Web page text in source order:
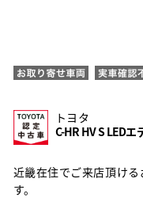
トヨタ
C-HR HV S LEDエ
近畿在住でご来店頂け
す。